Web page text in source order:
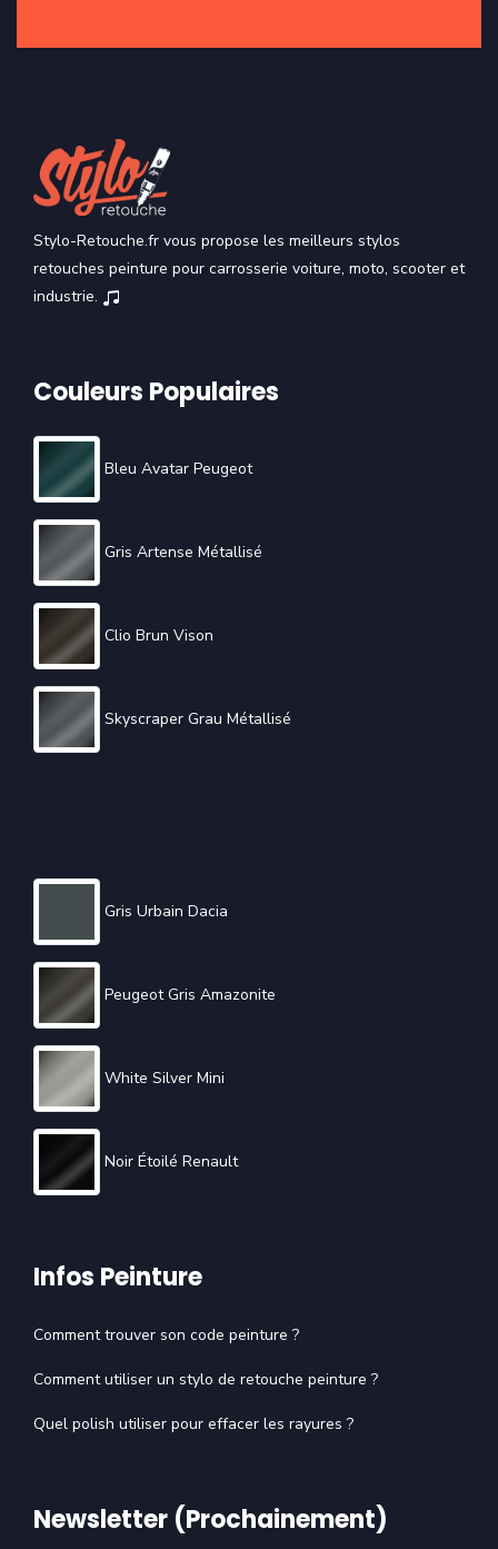
Stylo-Retouche.fr vous propose les meilleurs stylos
retouches peinture pour carrosserie voiture, moto, scooter et
industrie.
Couleurs Populaires
Bleu Avatar Peugeot
Gris Artense Métallisé
Clio Brun Vison
Skyscraper Grau Métallisé
Gris Urbain Dacia
Peugeot Gris Amazonite
White Silver Mini
Noir Étoilé Renault
Infos Peinture
Comment trouver son code peinture ?
Comment utiliser un stylo de retouche peinture ?
Quel polish utiliser pour effacer les rayures ?
Newsletter (Prochainement)